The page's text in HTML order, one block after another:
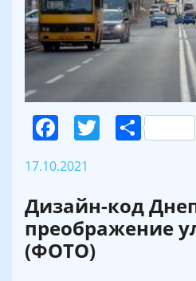
Facebook
Twitter
17.10.2021
Дизайн-код
преображение
(ФОТО)